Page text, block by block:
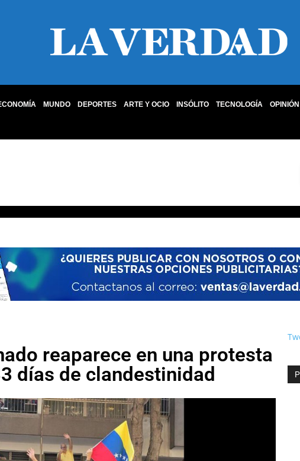
MUNDO DEPORTES ARTE Y OCIO INSÓLITO TECNOLOGÍA OPINIÓN
reaparece en una protesta
días de clandestinidad